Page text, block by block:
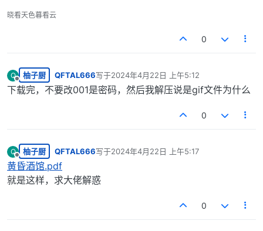
晓看天色暮看云
0
Q
离线
柚子厨 QFTAL666写于2024年4月22日 上午5:12
最后由 编辑
下载完，不要改001是密码，然后我解压说是gif文件为什么
0
Q
离线
柚子厨 QFTAL666写于2024年4月22日 上午5:17
最后由 编辑
黄昏酒馆.pdf
就是这样，求大佬解惑
0